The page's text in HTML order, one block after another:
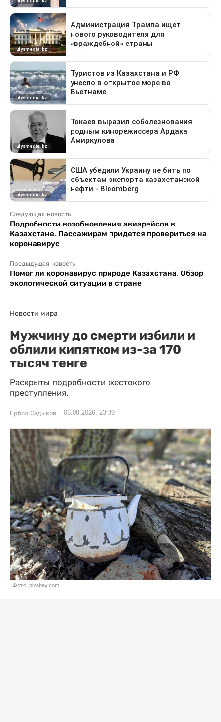
Следующая новость
Подробности возобновления авиарейсов в
Казахстане. Пассажирам придется провериться на
коронавирус
Предыдущая новость
Помог ли коронавирус природе Казахстана. Обзор
экологической ситуации в стране
Новости мира
Мужчину до смерти избили и
облили кипятком из-за 170
тысяч тенге
Раскрыты подробности жестокого
преступления.
Ербол Садыков 06.08.2026, 23:39
Фото: pixabay.com